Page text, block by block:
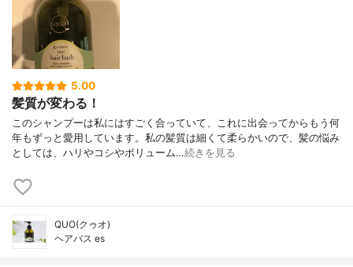
エン酸Na、アルニカ花エキス、フユボダイ
ジュエキス、スギナエキス、セイヨウオト
ギリソウエキス、セージ葉エキス、セイヨ
5.00
髪質が変わる！
このシャンプーは私にはすごく合っていて、これに出会ってからもう何
年もずっと愛用しています。私の髪質は細くて柔らかいので、髪の悩み
としては、ハリやコシやボリューム…続きを見る
QUO(クゥオ)
ヘアバス es